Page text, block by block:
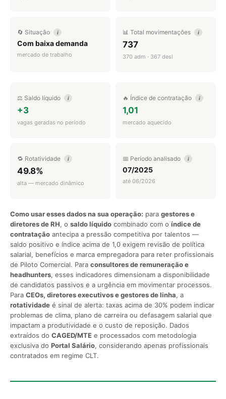
🔄 Situação i
Com baixa demanda
mercado de trabalho
📊 Total movimentações i
737
370 adm · 367 desl
⚖️ Saldo líquido i
+3
vagas geradas no período
🔥 Índice de contratação i
1,01
mercado aquecido
🔁 Rotatividade i
49.8%
alta — mercado dinâmico
📅 Período analisado i
07/2025
até 06/2026
Como usar esses dados na sua operação: para gestores e
diretores de RH, o saldo líquido combinado com o índice de
contratação antecipa a pressão competitiva por talentos —
saldo positivo e índice acima de 1,0 exigem revisão de política
salarial, benefícios e marca empregadora para reter profissionais
de Piloto Comercial. Para consultores de remuneração e
headhunters, esses indicadores dimensionam a disponibilidade
de candidatos passivos e a urgência em movimentar processos.
Para CEOs, diretores executivos e gestores de linha, a
rotatividade é sinal de alerta: taxas acima de 30% podem indicar
problemas de clima, plano de carreira ou defasagem salarial que
impactam a produtividade e o custo de reposição. Dados
extraídos do CAGED/MTE e processados com metodologia
exclusiva do Portal Salário, considerando apenas profissionais
contratados em regime CLT.